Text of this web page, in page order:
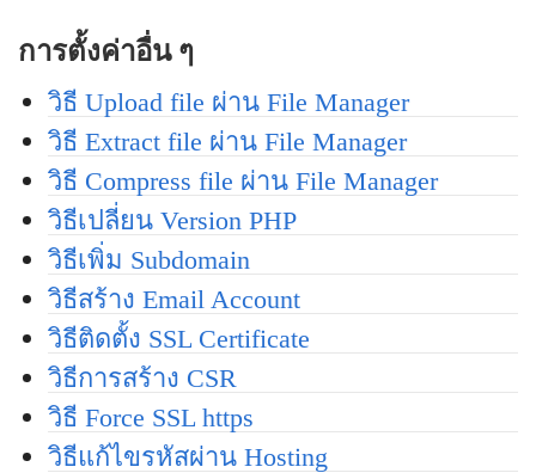
การตั้งค่าอื่น ๆ
วิธี Upload file ผ่าน File Manager
วิธี Extract file ผ่าน File Manager
วิธี Compress file ผ่าน File Manager
วิธีเปลี่ยน Version PHP
วิธีเพิ่ม Subdomain
วิธีสร้าง Email Account
วิธีติดตั้ง SSL Certificate
วิธีการสร้าง CSR
วิธี Force SSL https
วิธีแก้ไขรหัสผ่าน Hosting